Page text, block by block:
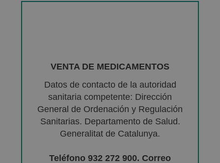
VENTA DE MEDICAMENTOS
Datos de contacto de la autoridad
sanitaria competente: Dirección
General de Ordenación y Regulación
Sanitarias. Departamento de Salud.
Generalitat de Catalunya.
Teléfono 932 272 900. Correo